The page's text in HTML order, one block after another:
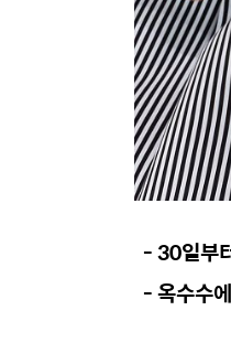
- 30일부
- 옥수수